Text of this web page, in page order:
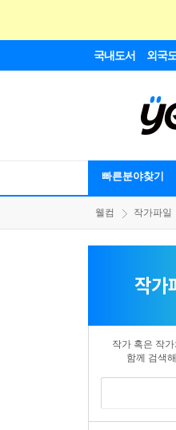
국내도서 외국
빠른분야찾기
웰컴 작가파일
작가
작가 혹은 작
함께 검색